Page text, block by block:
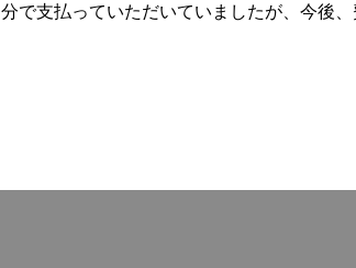
で支払っていただいていましたが、今後